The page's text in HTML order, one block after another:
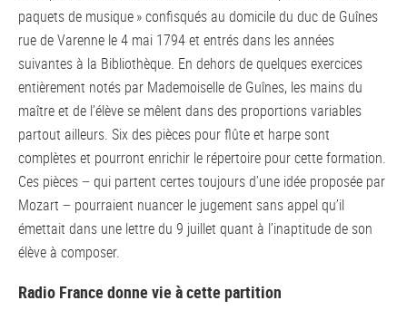
paquets de musique » confisqués au domicile du duc de Guînes
rue de Varenne le 4 mai 1794 et entrés dans les années
suivantes à la Bibliothèque. En dehors de quelques exercices
entièrement notés par Mademoiselle de Guînes, les mains du
maître et de l’élève se mêlent dans des proportions variables
partout ailleurs. Six des pièces pour flûte et harpe sont
complètes et pourront enrichir le répertoire pour cette formation.
Ces pièces − qui partent certes toujours d’une idée proposée par
Mozart − pourraient nuancer le jugement sans appel qu’il
émettait dans une lettre du 9 juillet quant à l’inaptitude de son
élève à composer.
Radio France donne vie à cette partition